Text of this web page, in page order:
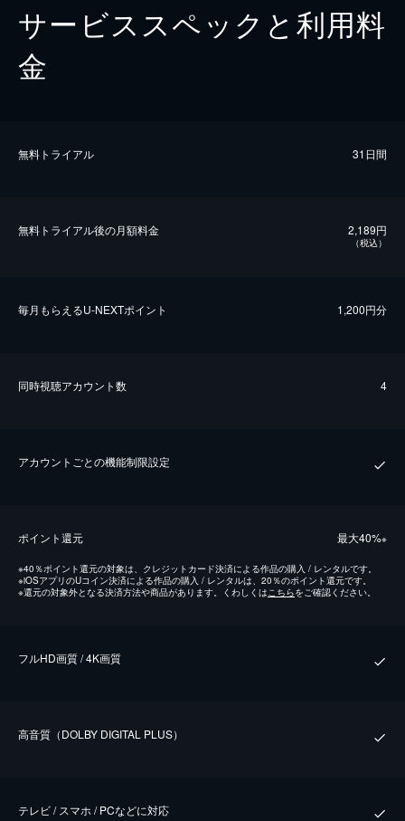
サービススペックと利用料
金
無料トライアル 31日間
無料トライアル後の⽉額料金 2,189円
（税込）
毎⽉もらえるU-NEXTポイント 1,200円分
同時視聴アカウント数 4
アカウントごとの機能制限設定
ポイント還元 最⼤40%※
※40％ポイント還元の対象は、クレジットカード決済による作品の購入 / レンタルです。
※iOSアプリのUコイン決済による作品の購入 / レンタルは、20％のポイント還元です。
※還元の対象外となる決済方法や商品があります。くわしくはこちらをご確認ください。
フルHD画質 / 4K画質
⾼⾳質（DOLBY DIGITAL PLUS）
テレビ / スマホ / PCなどに対応